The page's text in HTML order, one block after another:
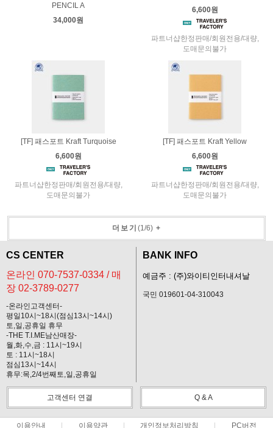
PENCIL A
34,000원
6,600원
파트너샵한정판매/회원전용/대량,
도매문의불가
[TF] 패스포트 Kraft Turquoise
6,600원
파트너샵한정판매/회원전용/대량,
도매문의불가
[TF] 패스포트 Kraft Yellow
6,600원
파트너샵한정판매/회원전용/대량,
도매문의불가
더보기 (1 /6)+
CS CENTER
온라인 070-7537-0334 / 매
장 02-3789-0277
-온라인고객센터-
평일10시~18시(점심13시~14시)
토,일,공휴일 휴무
-THE T.I.ME남산매장-
월,화,수,금 : 11시~19시
토 : 11시~18시
점심13시~14시
휴무:목,2/4번째토,일,공휴일
BANK INFO
예금주 : (주)와이티인터내셔날
국민 019601-04-310043
고객센터 연결 Q & A
이용안내 이용약관 개인정보처리방침 PC버전